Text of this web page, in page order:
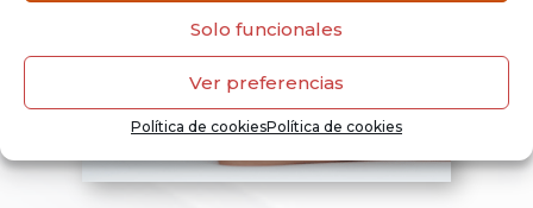
Solo funcionales
Ver preferencias
Política de cookiesPolítica de cookies